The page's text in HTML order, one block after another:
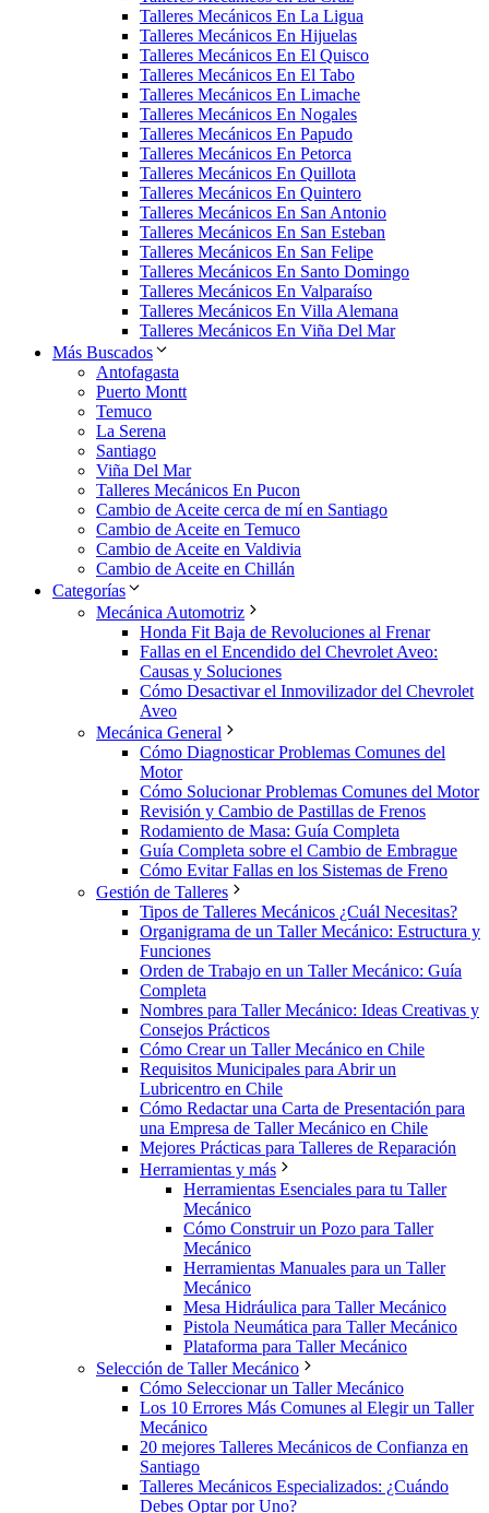
Talleres Mecánicos En La Ligua
Talleres Mecánicos En Hijuelas
Talleres Mecánicos En El Quisco
Talleres Mecánicos En El Tabo
Talleres Mecánicos En Limache
Talleres Mecánicos En Nogales
Talleres Mecánicos En Papudo
Talleres Mecánicos En Petorca
Talleres Mecánicos En Quillota
Talleres Mecánicos En Quintero
Talleres Mecánicos En San Antonio
Talleres Mecánicos En San Esteban
Talleres Mecánicos En San Felipe
Talleres Mecánicos En Santo Domingo
Talleres Mecánicos En Valparaíso
Talleres Mecánicos En Villa Alemana
Talleres Mecánicos En Viña Del Mar
Más Buscados
Antofagasta
Puerto Montt
Temuco
La Serena
Santiago
Viña Del Mar
Talleres Mecánicos En Pucon
Cambio de Aceite cerca de mí en Santiago
Cambio de Aceite en Temuco
Cambio de Aceite en Valdivia
Cambio de Aceite en Chillán
Categorías
Mecánica Automotriz
Honda Fit Baja de Revoluciones al Frenar
Fallas en el Encendido del Chevrolet Aveo:
Causas y Soluciones
Cómo Desactivar el Inmovilizador del Chevrolet
Aveo
Mecánica General
Cómo Diagnosticar Problemas Comunes del
Motor
Cómo Solucionar Problemas Comunes del Motor
Revisión y Cambio de Pastillas de Frenos
Rodamiento de Masa: Guía Completa
Guía Completa sobre el Cambio de Embrague
Cómo Evitar Fallas en los Sistemas de Freno
Gestión de Talleres
Tipos de Talleres Mecánicos ¿Cuál Necesitas?
Organigrama de un Taller Mecánico: Estructura y
Funciones
Orden de Trabajo en un Taller Mecánico: Guía
Completa
Nombres para Taller Mecánico: Ideas Creativas y
Consejos Prácticos
Cómo Crear un Taller Mecánico en Chile
Requisitos Municipales para Abrir un
Lubricentro en Chile
Cómo Redactar una Carta de Presentación para
una Empresa de Taller Mecánico en Chile
Mejores Prácticas para Talleres de Reparación
Herramientas y más
Herramientas Esenciales para tu Taller
Mecánico
Cómo Construir un Pozo para Taller
Mecánico
Herramientas Manuales para un Taller
Mecánico
Mesa Hidráulica para Taller Mecánico
Pistola Neumática para Taller Mecánico
Plataforma para Taller Mecánico
Selección de Taller Mecánico
Cómo Seleccionar un Taller Mecánico
Los 10 Errores Más Comunes al Elegir un Taller
Mecánico
20 mejores Talleres Mecánicos de Confianza en
Santiago
Talleres Mecánicos Especializados: ¿Cuándo
Debes Optar por Uno?